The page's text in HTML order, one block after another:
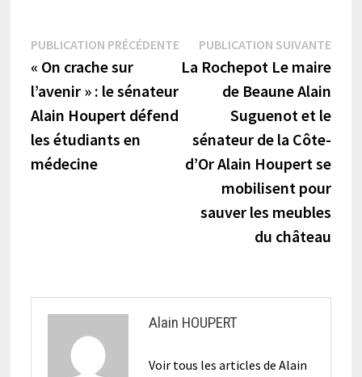
Navigation
de
l’article
PUBLICATION PRÉCÉDENTEPublication
précédente :
« On crache sur
l’avenir » : le sénateur
Alain Houpert défend
les étudiants en
médecine
PUBLICATION SUIVANTE
La Rochepot Le maire
de Beaune Alain
Suguenot et le
sénateur de la Côte-
d’Or Alain Houpert se
mobilisent pour
sauver les meubles
du château
Alain HOUPERT
Voir tous les articles de Alain